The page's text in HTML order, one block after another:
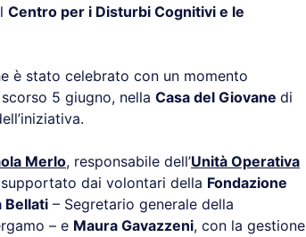
Centro per i Disturbi Cognitivi e le
è stato celebrato con un momento
5 giugno, nella Casa del Giovane di
Merlo, responsabile dell’Unità Operativa
dai volontari della Fondazione
Bellati – Segretario generale della
– e Maura Gavazzeni, con la gestione